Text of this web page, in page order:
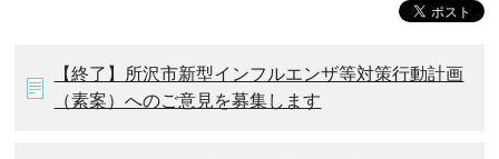
【終了】所沢市新型インフルエンザ等対策行動計画
（素案）へのご意見を募集します